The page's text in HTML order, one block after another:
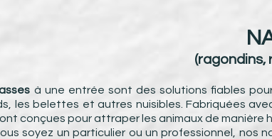
à une entrée sont des solutions fiables
les belettes et autres nuisibles. Fabriquées
conçues pour attraper les animaux de manière
soyez un particulier ou un professionnel, nos